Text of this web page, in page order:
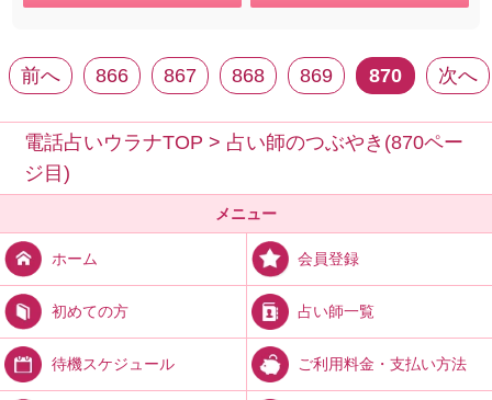
前へ 866 867 868 869 870 次へ
電話占いウラナTOP > 占い師のつぶやき(870ペー
ジ目)
メニュー
ホーム 会員登録
初めての方 占い師一覧
待機スケジュール ご利用料金・支払い方法